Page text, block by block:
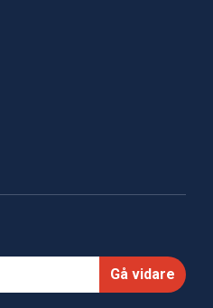
Gå vidare